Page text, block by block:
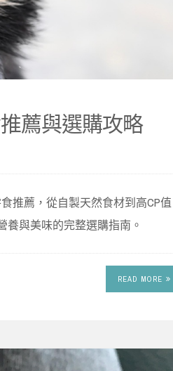
薦與選購攻略
推薦，從自製天然食材到高CP值
與美味的完整選購指南。
READ MORE